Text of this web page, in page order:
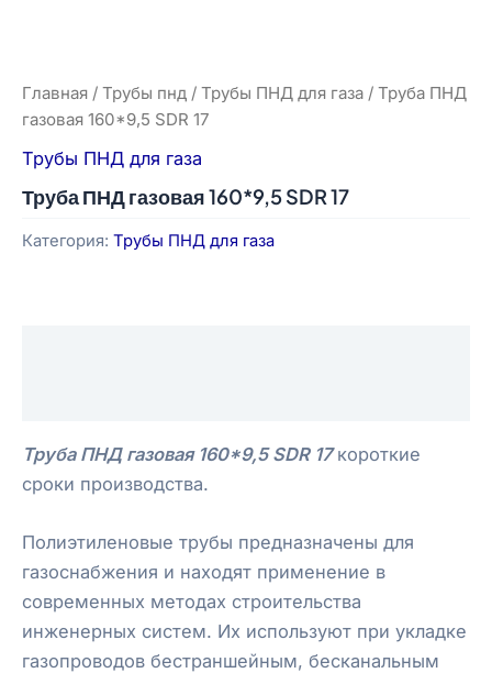
Главная / Трубы пнд / Трубы ПНД для газа / Труба ПНД
газовая 160*9,5 SDR 17
Трубы ПНД для газа
Труба ПНД газовая 160*9,5 SDR 17
Категория: Трубы ПНД для газа
Труба ПНД газовая 160*9,5 SDR 17короткие
сроки производства.
Полиэтиленовые трубы предназначены для
газоснабжения и находят применение в
современных методах строительства
инженерных систем. Их используют при укладке
газопроводов бестраншейным, бесканальным